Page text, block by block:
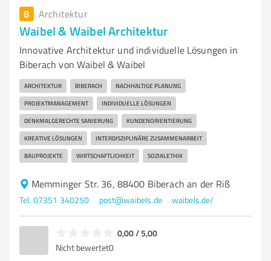
8 Architektur
Waibel & Waibel Architektur
Innovative Architektur und individuelle Lösungen in
Biberach von Waibel & Waibel
ARCHITEKTUR BIBERACH NACHHALTIGE PLANUNG
PROJEKTMANAGEMENT INDIVIDUELLE LÖSUNGEN
DENKMALGERECHTE SANIERUNG KUNDENORIENTIERUNG
KREATIVE LÖSUNGEN INTERDISZIPLINÄRE ZUSAMMENARBEIT
BAUPROJEKTE WIRTSCHAFTLICHKEIT SOZIALETHIK
Memminger Str. 36, 88400 Biberach an der Riß
Tel. 07351 340250 post@waibels.de waibels.de/
0,00 / 5,00
Nicht bewertet0